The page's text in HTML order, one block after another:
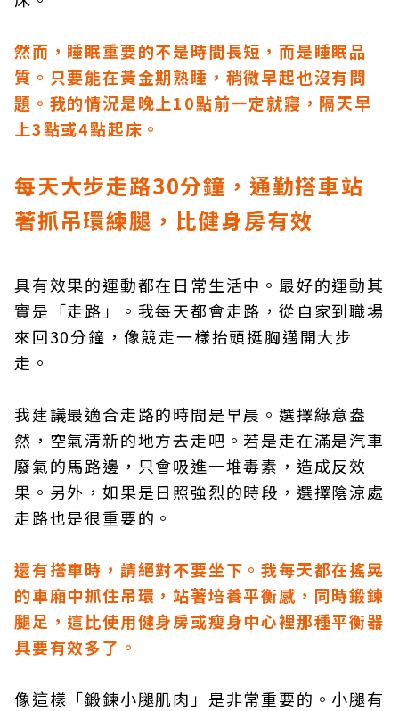
然而，睡眠重要的不是時間長短，而是睡眠品
質。只要能在黃金期熟睡，稍微早起也沒有問
題。我的情況是晚上10點前一定就寢，隔天早
上3點或4點起床。
每天大步走路30分鐘，通勤搭車站
著抓吊環練腿，比健身房有效
具有效果的運動都在日常生活中。最好的運動其
實是「走路」。我每天都會走路，從自家到職場
來回30分鐘，像競走一樣抬頭挺胸邁開大步
走。
我建議最適合走路的時間是早晨。選擇綠意盎
然，空氣清新的地方去走吧。若是走在滿是汽車
廢氣的馬路邊，只會吸進一堆毒素，造成反效
果。另外，如果是日照強烈的時段，選擇陰涼處
走路也是很重要的。
還有搭車時，請絕對不要坐下。我每天都在搖晃
的車廂中抓住吊環，站著培養平衡感，同時鍛鍊
腿足，這比使用健身房或瘦身中心裡那種平衡器
具要有效多了。
像這樣「鍛鍊小腿肌肉」是非常重要的。小腿有